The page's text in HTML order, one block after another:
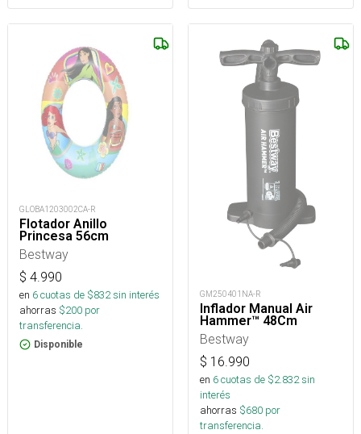
GLOBA1203002CA-R
Flotador Anillo
Princesa 56cm
Bestway
$ 4.990
en 6cuotas de $832sin interés
ahorras $200 por
transferencia.
Disponible
GM250401NA-R
Inflador Manual Air
Hammer™ 48Cm
Bestway
$ 16.990
en 6cuotas de $2.832sin
interés
ahorras $680 por
transferencia.